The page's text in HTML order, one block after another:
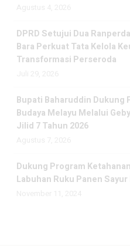
DPRD Setujui Dua
Bara Perkuat Tata Kelola
Transformasi Perseroda
Bupati Baharuddin Dukung
Budaya Melayu Melalui
Jilid 7 Tahun 2026
Dukung Program
Labuhan Ruku Panen